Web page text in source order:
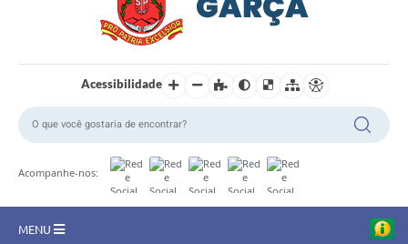
Acessibilidade
Acompanhe-nos:
MENU